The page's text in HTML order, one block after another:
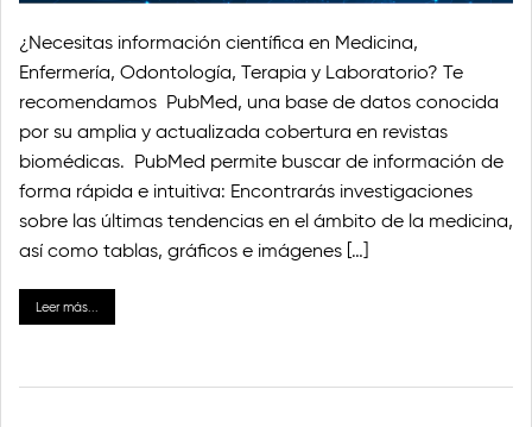
¿Necesitas información científica en Medicina,
Enfermería, Odontología, Terapia y Laboratorio? Te
recomendamos PubMed, una base de datos conocida
por su amplia y actualizada cobertura en revistas
biomédicas. PubMed permite buscar de información de
forma rápida e intuitiva: Encontrarás investigaciones
sobre las últimas tendencias en el ámbito de la medicina,
así como tablas, gráficos e imágenes […]
Leer más...